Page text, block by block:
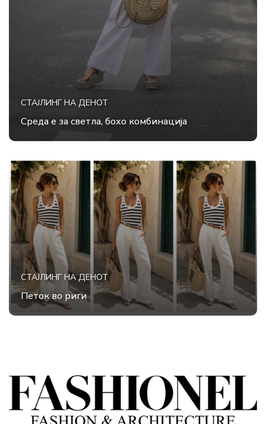
СТАЈЛИНГ НА ДЕНОТ
Среда е за светла, бохо комбинација
СТАЈЛИНГ НА ДЕНОТ
Петок во риги